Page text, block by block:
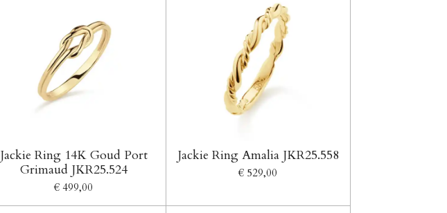
Jackie Ring 14K Goud Port
Grimaud JKR25.524
€ 499,00
Jackie Ring Amalia JKR25.558
€ 529,00